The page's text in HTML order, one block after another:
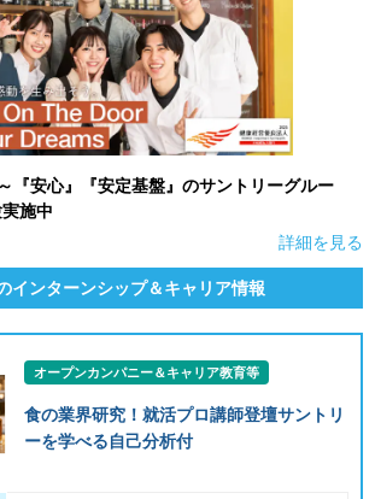
『安心』『安定基盤』のサントリーグルー
施中
詳細を見る
インターンシップ＆キャリア情報
オープンカンパニー＆キャリア教育等
食の業界研究！就活プロ講師登壇サントリ
ーを学べる自己分析付